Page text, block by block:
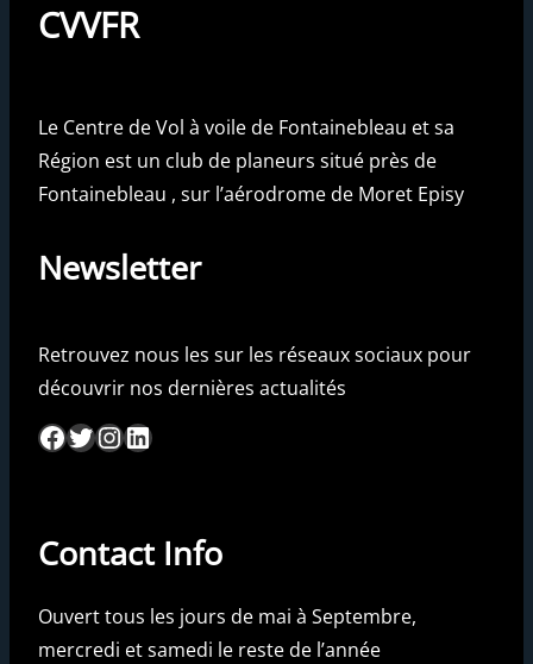
CVVFR
Le Centre de Vol à voile de Fontainebleau et sa
Région est un club de planeurs situé près de
Fontainebleau , sur l’aérodrome de Moret Episy
Newsletter
Retrouvez nous les sur les réseaux sociaux pour
découvrir nos dernières actualités
Facebook Twitter InstagramLinkedIn
Contact Info
Ouvert tous les jours de mai à Septembre,
mercredi et samedi le reste de l’année